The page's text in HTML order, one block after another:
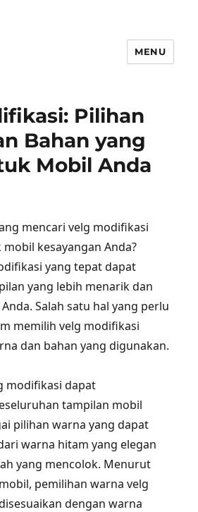
MENU
Pilihan
Bahan yang
Mobil Anda
mencari velg modifikasi
kesayangan Anda?
yang tepat dapat
yang lebih menarik dan
Salah satu hal yang perlu
memilih velg modifikasi
dan bahan yang digunakan.
modifikasi dapat
tampilan mobil
pilihan warna yang dapat
warna hitam yang elegan
yang mencolok. Menurut
pemilihan warna velg
dengan warna